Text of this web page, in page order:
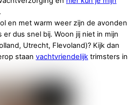
en met warm weer zijn de avonden
dus snel bij. Woon jij niet in mijn
Utrecht, Flevoland)? Kijk dan
staan vachtvriendelijk trimsters in